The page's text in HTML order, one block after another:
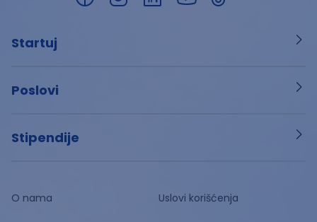
Startuj
Poslovi
Stipendije
O nama Uslovi korišćenja